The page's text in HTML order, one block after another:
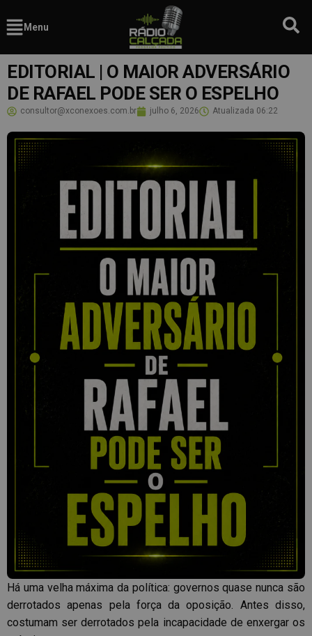
Menu
EDITORIAL | O MAIOR ADVERSÁRIO
DE RAFAEL PODE SER O ESPELHO
consultor@xconexoes.com.br julho 6, 2026 Atualizada 06:22
Há uma velha máxima da política: governos quase nunca são
derrotados apenas pela força da oposição. Antes disso,
costumam ser derrotados pela incapacidade de enxergar os